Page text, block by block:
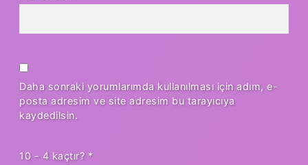
Daha sonraki yorumlarımda kullanılması için adım, e-
posta adresim ve site adresim bu tarayıcıya
kaydedilsin.
10 - 4 kaçtır? *